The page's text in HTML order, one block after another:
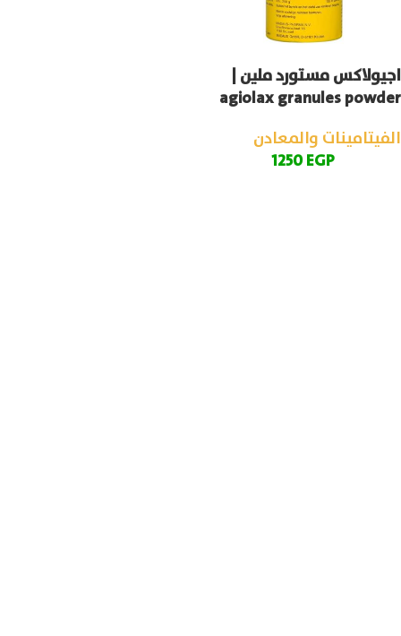
اجيولاكس مستورد ملين |
agiolax granules powder
الفيتامينات والمعادن
1250EGP